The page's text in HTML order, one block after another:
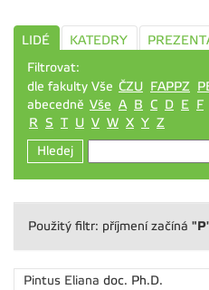
LIDÉ KATEDRY
Filtrovat:
dle fakulty Vše ČZU FAPPZ
abecedně Vše A B C D E F
R S T U V W X Y Z
Hledej
Použitý filtr: příjmení začíná
Pintus Eliana doc. Ph.D.